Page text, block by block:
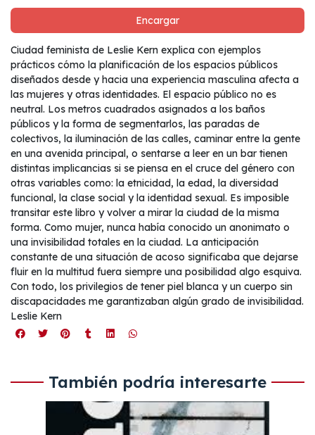
Encargar
Ciudad feminista de Leslie Kern explica con ejemplos
prácticos cómo la planificación de los espacios públicos
diseñados desde y hacia una experiencia masculina afecta a
las mujeres y otras identidades. El espacio público no es
neutral. Los metros cuadrados asignados a los baños
públicos y la forma de segmentarlos, las paradas de
colectivos, la iluminación de las calles, caminar entre la gente
en una avenida principal, o sentarse a leer en un bar tienen
distintas implicancias si se piensa en el cruce del género con
otras variables como: la etnicidad, la edad, la diversidad
funcional, la clase social y la identidad sexual. Es imposible
transitar este libro y volver a mirar la ciudad de la misma
forma. Como mujer, nunca había conocido un anonimato o
una invisibilidad totales en la ciudad. La anticipación
constante de una situación de acoso significaba que dejarse
fluir en la multitud fuera siempre una posibilidad algo esquiva.
Con todo, los privilegios de tener piel blanca y un cuerpo sin
discapacidades me garantizaban algún grado de invisibilidad.
Leslie Kern
También podría interesarte